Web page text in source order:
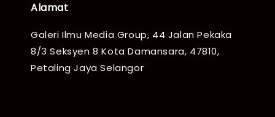
Alamat
Galeri Ilmu Media Group, 44 Jalan Pekaka
8/3 Seksyen 8 Kota Damansara, 47810,
Petaling Jaya Selangor